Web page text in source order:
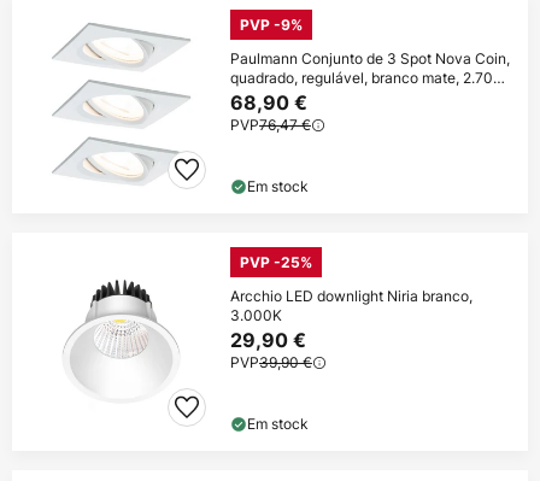
PVP -9%
Paulmann Conjunto de 3 Spot Nova Coin,
quadrado, regulável, branco mate, 2.700
K
68,90 €
PVP76,47 €
Em stock
PVP -25%
Arcchio LED downlight Niria branco,
3.000K
29,90 €
PVP39,90 €
Em stock